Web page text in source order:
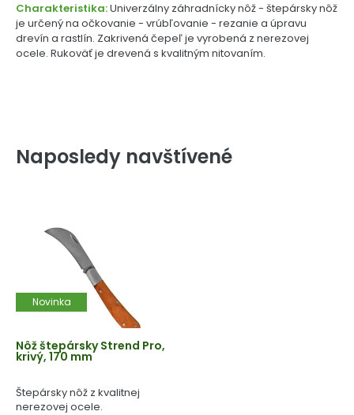
Charakteristika:Univerzálny záhradnícky nôž - štepársky nôž
je určený na očkovanie - vrúbľovanie - rezanie a úpravu
drevín a rastlín. Zakrivená čepeľ je vyrobená z nerezovej
ocele. Rukoväť je drevená s kvalitným nitovaním.
Naposledy navštívené
Novinka
Nôž štepársky Strend Pro,
krivý, 170 mm
Štepársky nôž z kvalitnej
nerezovej ocele.